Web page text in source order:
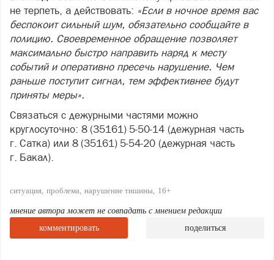
не терпеть, а действовать: «Если в ночное время вас
беспокоит сильный шум, обязательно сообщайте в
полицию. Своевременное обращение позволяет
максимально быстро направить наряд к месту
событий и оперативно пресечь нарушение. Чем
раньше поступит сигнал, тем эффективнее будут
приняты меры».
Связаться с дежурными частями можно
круглосуточно: 8 (35161) 5‑50‑14 (дежурная часть
г. Сатка) или 8 (35161) 5‑54‑20 (дежурная часть
г. Бакал).
ситуация проблема нарушение тишины 16+
мнение автора может не совпадать с мнением редакции
комментировать
поделиться